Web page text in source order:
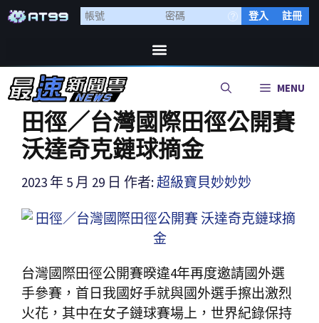
登入 註冊
MENU
田徑／台灣國際田徑公開賽
沃達奇克鏈球摘金
2023 年 5 月 29 日 作者: 超級寶貝妙妙妙
台灣國際田徑公開賽暌違4年再度邀請國外選
手參賽，首日我國好手就與國外選手擦出激烈
火花，其中在女子鏈球賽場上，世界紀錄保持